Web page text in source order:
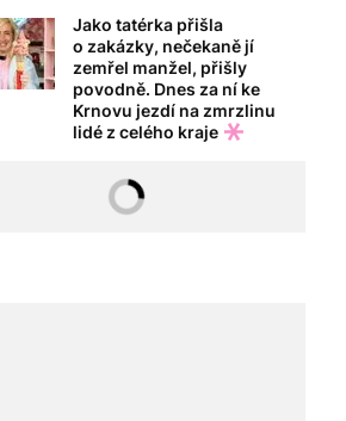
Jako tatérka přišla
o zakázky, nečekaně jí
zemřel manžel, přišly
povodně. Dnes za ní ke
Krnovu jezdí na zmrzlinu
lidé z celého kraje